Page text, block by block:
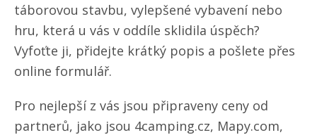
táborovou stavbu, vylepšené vybavení nebo
hru, která u vás v oddíle sklidila úspěch?
Vyfoťte ji, přidejte krátký popis a pošlete přes
online formulář.
Pro nejlepší z vás jsou připraveny ceny od
partnerů, jako jsou 4camping.cz, Mapy.com,